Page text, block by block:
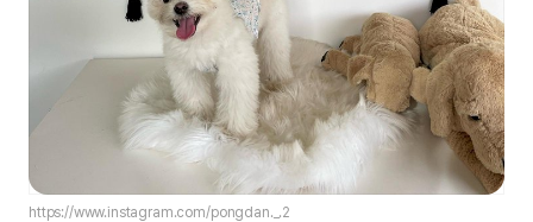
https://www.instagram.com/pongdan._.2